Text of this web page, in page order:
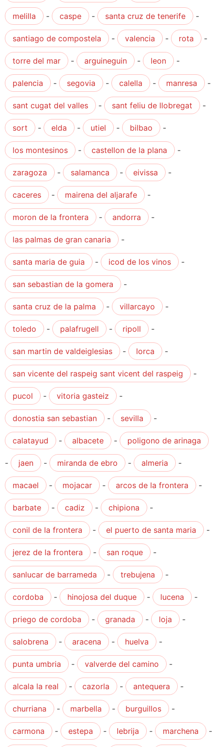
melilla - caspe - santa cruz de tenerife -
santiago de compostela - valencia - rota -
torre del mar - arguineguin - leon -
palencia - segovia - calella - manresa -
sant cugat del valles - sant feliu de llobregat -
sort - elda - utiel - bilbao -
los montesinos - castellon de la plana -
zaragoza - salamanca - eivissa -
caceres - mairena del aljarafe -
moron de la frontera - andorra -
las palmas de gran canaria -
santa maria de guia - icod de los vinos -
san sebastian de la gomera -
santa cruz de la palma - villarcayo -
toledo - palafrugell - ripoll -
san martin de valdeiglesias - lorca -
san vicente del raspeig sant vicent del raspeig -
pucol - vitoria gasteiz -
donostia san sebastian - sevilla -
calatayud - albacete - poligono de arinaga
- jaen - miranda de ebro - almeria -
macael - mojacar - arcos de la frontera -
barbate - cadiz - chipiona -
conil de la frontera - el puerto de santa maria -
jerez de la frontera - san roque -
sanlucar de barrameda - trebujena -
cordoba - hinojosa del duque - lucena -
priego de cordoba - granada - loja -
salobrena - aracena - huelva -
punta umbria - valverde del camino -
alcala la real - cazorla - antequera -
churriana - marbella - burguillos -
carmona - estepa - lebrija - marchena -